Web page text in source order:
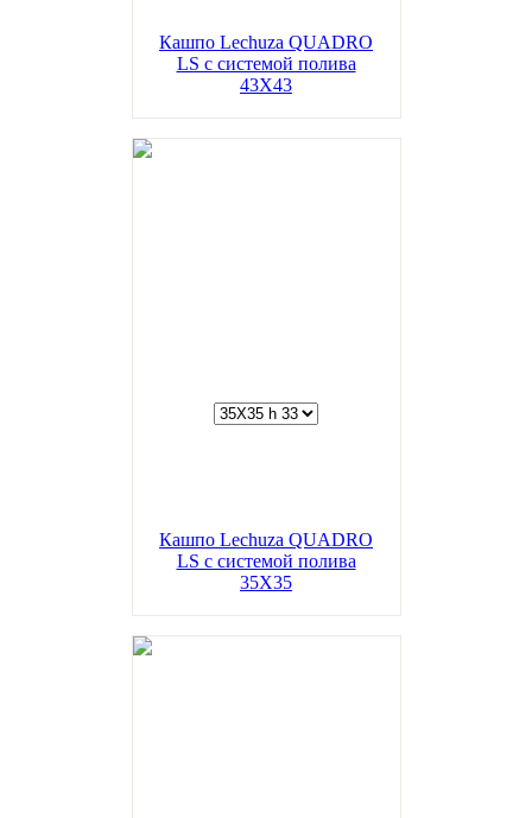
Кашпо Lechuza QUADRO
LS с системой полива
43Х43
Кашпо Lechuza QUADRO
LS с системой полива
35Х35